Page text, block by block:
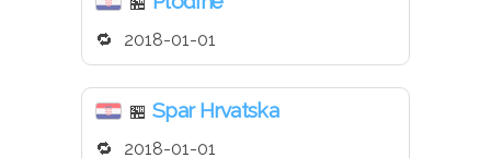
2018-01-01
🏪 Spar Hrvatska
2018-01-01